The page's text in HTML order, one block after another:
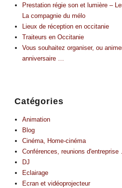
Prestation régie son et lumière –
La compagnie du mélo
Lieux de réception en occitanie
Traiteurs en Occitanie
Vous souhaitez organiser, ou
anniversaire …
Catégories
Animation
Blog
Cinéma, Home-cinéma
Conférences, reunions
DJ
Eclairage
Ecran et vidéoprojecteur